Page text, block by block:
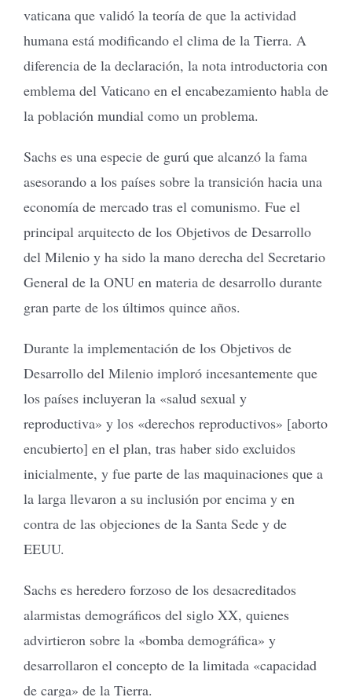
vaticana que validó la teoría de que la actividad
humana está modificando el clima de la Tierra. A
diferencia de la declaración, la nota introductoria con
emblema del Vaticano en el encabezamiento habla de
la población mundial como un problema.
Sachs es una especie de gurú que alcanzó la fama
asesorando a los países sobre la transición hacia una
economía de mercado tras el comunismo. Fue el
principal arquitecto de los Objetivos de Desarrollo
del Milenio y ha sido la mano derecha del Secretario
General de la ONU en materia de desarrollo durante
gran parte de los últimos quince años.
Durante la implementación de los Objetivos de
Desarrollo del Milenio imploró incesantemente que
los países incluyeran la «salud sexual y
reproductiva» y los «derechos reproductivos» [aborto
encubierto] en el plan, tras haber sido excluidos
inicialmente, y fue parte de las maquinaciones que a
la larga llevaron a su inclusión por encima y en
contra de las objeciones de la Santa Sede y de
EEUU.
Sachs es heredero forzoso de los desacreditados
alarmistas demográficos del siglo XX, quienes
advirtieron sobre la «bomba demográfica» y
desarrollaron el concepto de la limitada «capacidad
de carga» de la Tierra.